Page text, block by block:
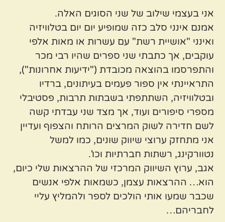
אני בעצמי שילוב של שני הסוגים האלה.
אמנם אינני סלב כזה שמופיע יום יום בטלוויזיה
ואינני "אושיית רשת" עם עשרות או מאות אלפי
עוקבים, אך כתבתי שני ספרים שהיו רבי מכר
והתפרסמו בהוצאה מכובדת ("ידיעות אחרונות"),
התראיינתי אין ספור פעמים בעיתונים, ברדיו
ובטלוויזיה, השתתפתי בשבתות תרבות, פסטיבלי
מספרי סיפורים ועוד, אך מצד שני עבדתי קשה
לשם חדירה לשוק המרצים הרותח והצפוף ועדיין
אני מתחזק ערוצי שיווק שונים, כמו למשל
נטוורקינג, רשתות חברתיות וכו'.
אגב, ערוץ השיווק המרכזי של ההרצאות שלי כיום,
הוא… ההרצאות עצמן, כשמאות אלפי אנשים
שכבר שמעו אותי הולכים לספר ולהמליץ עליי
לחבריהם…